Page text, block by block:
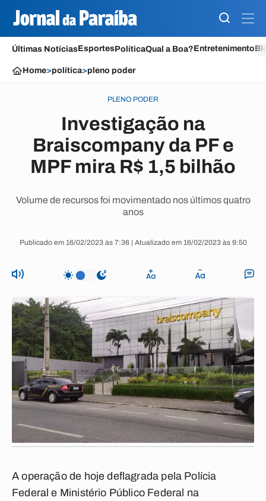
Últimas NotíciasEsportesPolíticaQual a Boa?Entretenimento
Home>política>pleno poder
PLENO PODER
Investigação na
Braiscompany da PF e
MPF mira R$ 1,5 bilhão
Volume de recursos foi movimentado nos últimos quatro
anos
Publicado em 16/02/2023 às 7:36 | Atualizado em 16/02/2023 às 9:50
A operação de hoje deflagrada pela Polícia
Federal e Ministério Público Federal na